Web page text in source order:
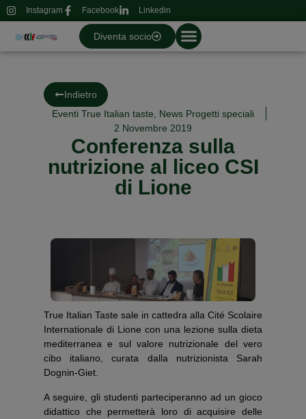
Instagram Facebook Linkedin
Diventa socio
Indietro
Eventi True Italian taste
News Progetti speciali
2 Novembre 2019
Conferenza sulla
nutrizione al liceo CSI
di Lione
True Italian Taste sale in cattedra alla Cité Scolaire
Internationale di Lione con una lezione sulla dieta
mediterranea e sul valore nutrizionale del vero
cibo italiano, curata dalla nutrizionista Sarah
Dognin-Giet.
A seguire, gli studenti parteciperanno ad un gioco
didattico che permetterà loro di acquisire delle